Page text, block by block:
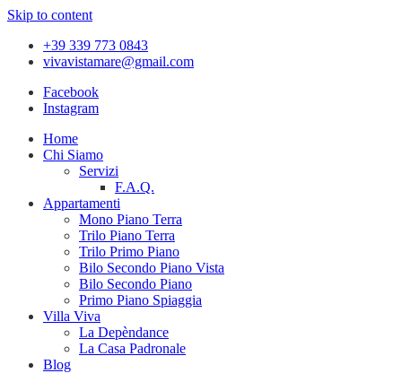
Skip to content
+39 339 773 0843
vivavistamare@gmail.com
Facebook
Instagram
Home
Chi Siamo
Servizi
F.A.Q.
Appartamenti
Mono Piano Terra
Trilo Piano Terra
Trilo Primo Piano
Bilo Secondo Piano Vista
Bilo Secondo Piano
Primo Piano Spiaggia
Villa Viva
La Depèndance
La Casa Padronale
Blog